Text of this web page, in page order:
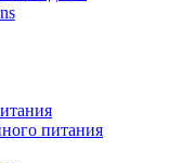
питания